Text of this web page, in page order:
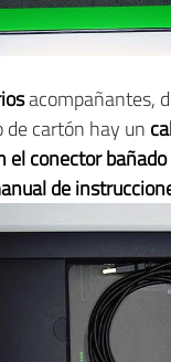
acompañantes,
de cartón hay un
el conector
de